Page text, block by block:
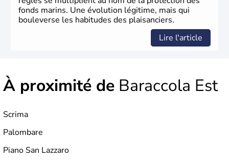
fonds marins. Une évolution légitime, mais qui
bouleverse les habitudes des plaisanciers.
Lire l'article
À proximité de Baraccola Est
Scrima
Palombare
Piano San Lazzaro